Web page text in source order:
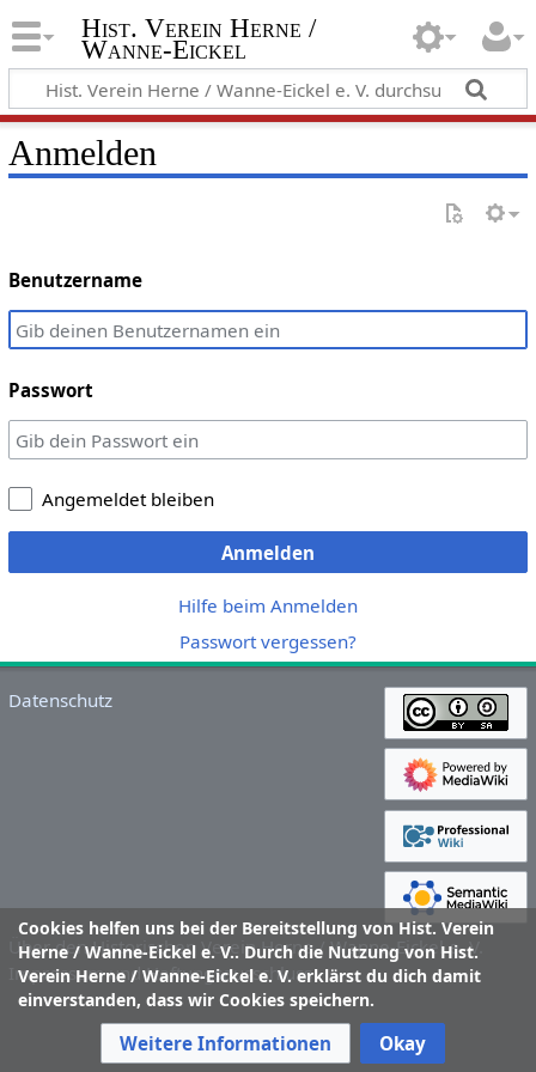
Hist. Verein Herne /
Wanne-Eickel
Anmelden
Benutzername
Passwort
Angemeldet bleiben
Anmelden
Hilfe beim Anmelden
Passwort vergessen?
Cookies helfen uns bei der Bereitstellung von Hist. Verein
Herne / Wanne-Eickel e. V.. Durch die Nutzung von Hist.
Verein Herne / Wanne-Eickel e. V. erklärst du dich damit
einverstanden, dass wir Cookies speichern.
Weitere Informationen Okay
Datenschutz
Über den Historischen Verein Herne / Wanne-Eickel e. V.
Impressum und Haftungsausschluss